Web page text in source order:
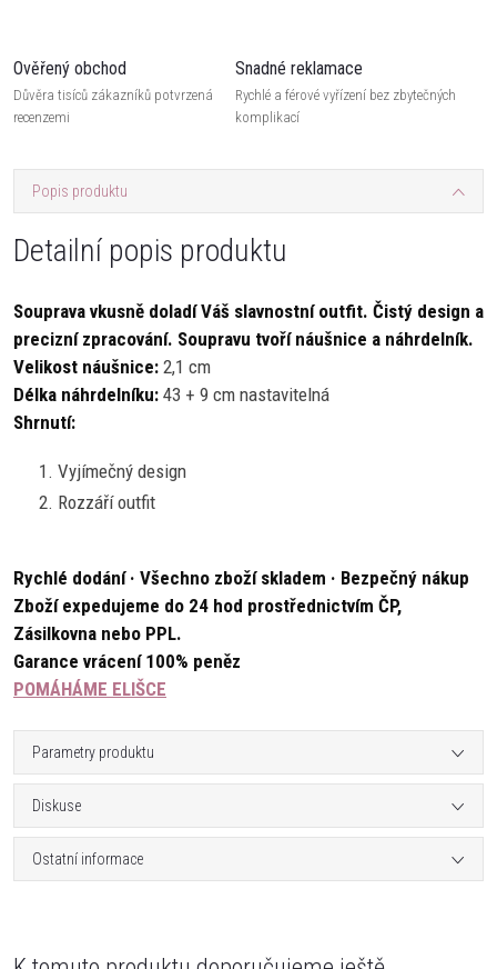
Ověřený obchod
Důvěra tisíců zákazníků potvrzená
recenzemi
Snadné reklamace
Rychlé a férové vyřízení bez zbytečných
komplikací
Popis produktu
Detailní popis produktu
Souprava vkusně doladí Váš slavnostní outfit. Čistý design a
precizní zpracování. Soupravu tvoří náušnice a náhrdelník.
Velikost náušnice: 2,1 cm
Délka náhrdelníku: 43 + 9 cm nastavitelná
Shrnutí:
Vyjímečný design
Rozzáří outfit
Rychlé dodání · Všechno zboží skladem · Bezpečný nákup
Zboží expedujeme do 24 hod prostřednictvím ČP,
Zásilkovna nebo PPL.
Garance vrácení 100% peněz
POMÁHÁME ELIŠCE
Parametry produktu
Diskuse
Ostatní informace